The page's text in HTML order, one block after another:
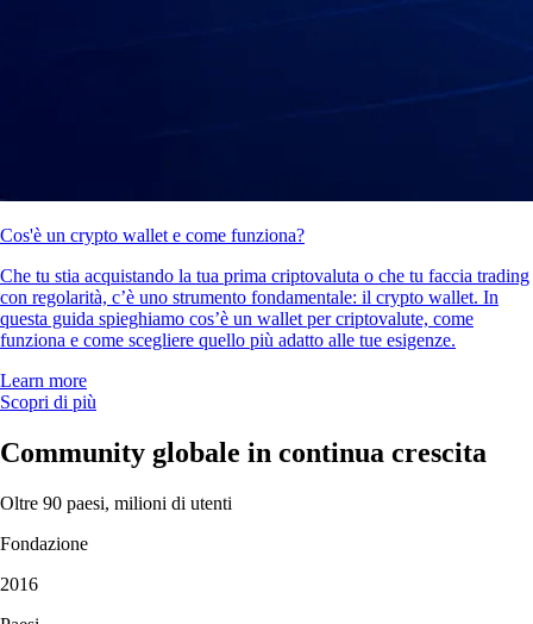
Cos'è un crypto wallet e come funziona?
Che tu stia acquistando la tua prima criptovaluta o che tu faccia trading
con regolarità, c’è uno strumento fondamentale: il crypto wallet. In
questa guida spieghiamo cos’è un wallet per criptovalute, come
funziona e come scegliere quello più adatto alle tue esigenze.
Learn more
Scopri di più
Community globale in continua crescita
Oltre 90 paesi, milioni di utenti
Fondazione
2016